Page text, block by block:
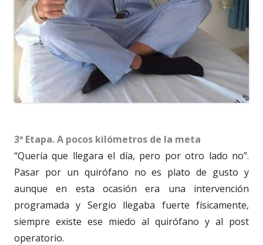
3ª Etapa. A pocos kilómetros de la meta
“Quería que llegara el día, pero por otro lado no”.
Pasar por un quirófano no es plato de gusto y
aunque en esta ocasión era una intervención
programada y Sergio llegaba fuerte físicamente,
siempre existe ese miedo al quirófano y al post
operatorio.